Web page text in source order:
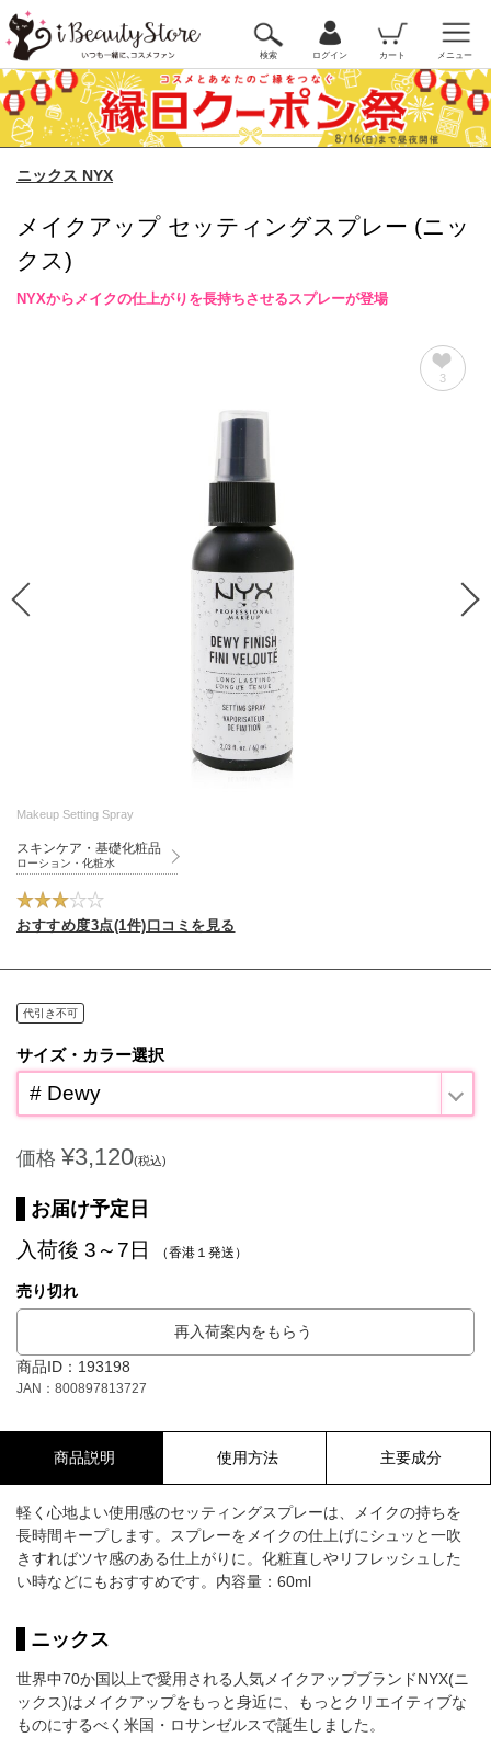
検索 ログイン カート メニュー
ニックス NYX
メイクアップ セッティングスプレー (ニッ
クス)
NYXからメイクの仕上がりを長持ちさせるスプレーが登場
3
Makeup Setting Spray
スキンケア・基礎化粧品
ローション・化粧水
おすすめ度3点(1件)口コミを見る
代引き不可
サイズ・カラー選択
# Dewy
価格 ¥3,120(税込)
お届け予定日
入荷後 3～7日 （香港１発送）
売り切れ
再入荷案内をもらう
商品ID：193198
JAN：800897813727
商品説明 使用方法 主要成分
軽く心地よい使用感のセッティングスプレーは、メイクの持ちを
長時間キープします。スプレーをメイクの仕上げにシュッと一吹
きすればツヤ感のある仕上がりに。化粧直しやリフレッシュした
い時などにもおすすめです。内容量：60ml
ニックス
世界中70か国以上で愛用される人気メイクアップブランドNYX(ニ
ックス)はメイクアップをもっと身近に、もっとクリエイティブな
ものにするべく米国・ロサンゼルスで誕生しました。